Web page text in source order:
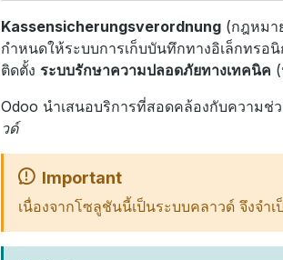
Kassensicherungsverordnung (กฎหมา
กำหนดให้ระบบการเก็บบันทึกทางอิเล็กทรอ
ติดตั้ง ระบบรักษาความปลอดภัยทางเทคนิค
Odoo นำเสนอบริการที่สอดคล้องกับความช่
วด์
Important
เนื่องจากโซลูชันนี้เป็นระบบคลาวด์ จึงจำ